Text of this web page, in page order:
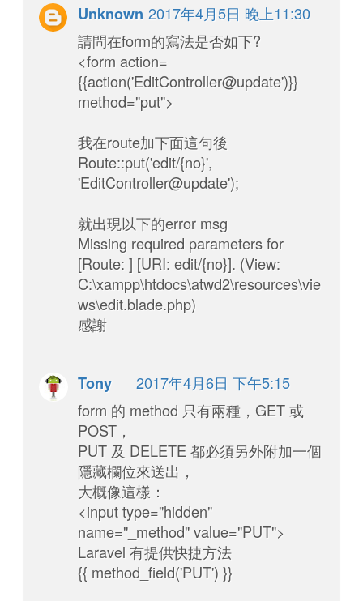
Unknown 2017年4月5日 晚上11:30
請問在form的寫法是否如下?
<form action=
{{action('EditController@update')}}
method="put">
我在route加下面這句後
Route::put('edit/{no}',
'EditController@update');
就出現以下的error msg
Missing required parameters for
[Route: ] [URI: edit/{no}]. (View:
C:\xampp\htdocs\atwd2\resources\vie
ws\edit.blade.php)
感謝
Tony
2017年4月6日 下午5:15
form 的 method 只有兩種，GET 或
POST，
PUT 及 DELETE 都必須另外附加一個
隱藏欄位來送出，
大概像這樣：
<input type="hidden"
name="_method" value="PUT">
Laravel 有提供快捷方法
{{ method_field('PUT') }}